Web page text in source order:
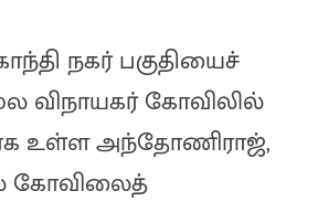
நகர் பகுதியைச்
விநாயகர் கோவிலில்
உள்ள அந்தோணிராஜ்,
கோவிலைத்